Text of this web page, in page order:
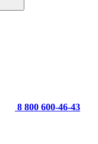
8 800 600-46-43